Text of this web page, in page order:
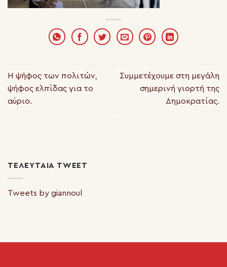
Η ψήφος των πολιτών,
ψήφος ελπίδας για το
αύριο.
Συμμετέχουμε στη μεγάλη
σημερινή γιορτή της
Δημοκρατίας.
ΤΕΛΕΥΤΑΊΑ TWEET
Tweets by giannoul